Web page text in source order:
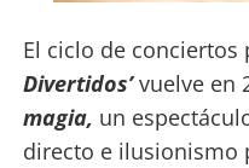
El ciclo de conciertos
Divertidos’vuelve en
magia, un
directo e ilusionismo